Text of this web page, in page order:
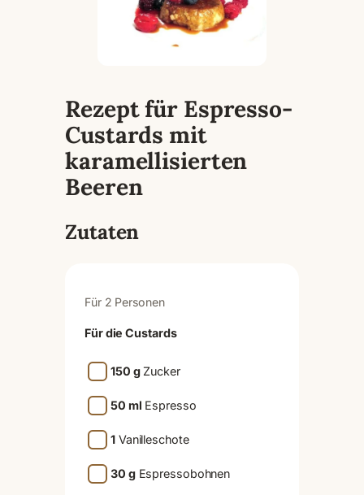
Rezept für Espresso-
Custards mit
karamellisierten
Beeren
Zutaten
Für 2 Personen
Für die Custards
150 gZucker
50 ml Espresso
1Vanilleschote
30 gEspressobohnen